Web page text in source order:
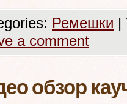
Ремешки |
a comment
обзор